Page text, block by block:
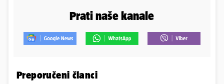
Prati naše kanale
Preporučeni članci